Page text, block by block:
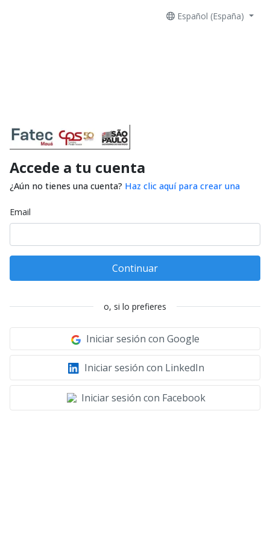
Español (España)
Accede a tu cuenta
¿Aún no tienes una cuenta? Haz clic aquí para crear una
Email
Continuar
o, si lo prefieres
Iniciar sesión con Google
Iniciar sesión con LinkedIn
Iniciar sesión con Facebook